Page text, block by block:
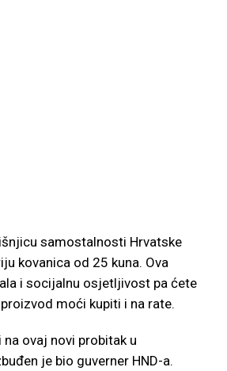
samostalnosti Hrvatske
kovanica od 25 kuna. Ova
i socijalnu osjetljivost pa ćete
moći kupiti i na rate.
ovaj novi probitak u
je bio guverner HND-a.